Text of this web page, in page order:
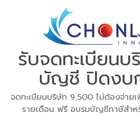
รับจดทะเบียนบ
บัญชี ปิดงบก
จดทะเบียนบริษัท 9,500 ไม่ต้องจ่าย
รายเดือน ฟรี อบรมบัญชีภาษีสำห